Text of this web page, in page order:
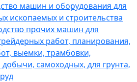
машин и оборудования для
ископаемых и строительства
прочих машин для
работ, планирования,
выемки, трамбовки,
самоходных, для грунта,